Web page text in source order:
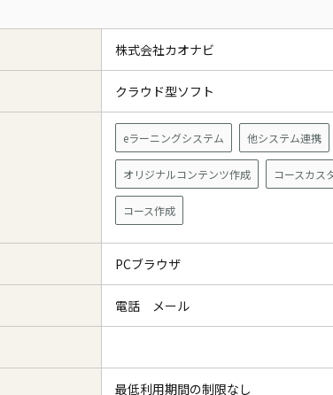
株式会社カオナビ
クラウド型ソフト
eラーニングシステム 他システム連携
オリジナルコンテンツ作成 コースカス
コース作成
PCブラウザ
電話 メール
最低利用期間の制限なし